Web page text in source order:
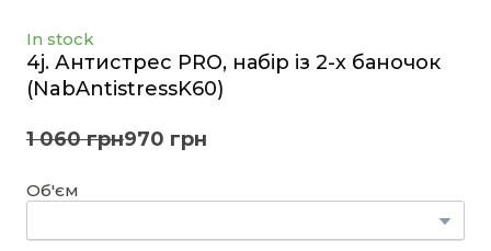
In stock
4j. Антистрес PRO, набір із 2-х баночок
(NabAntistressK60)
1 060 грн970 грн
Об'єм